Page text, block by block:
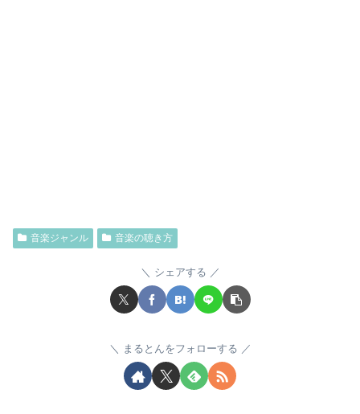
音楽ジャンル 音楽の聴き方
シェアする
まるとんをフォローする